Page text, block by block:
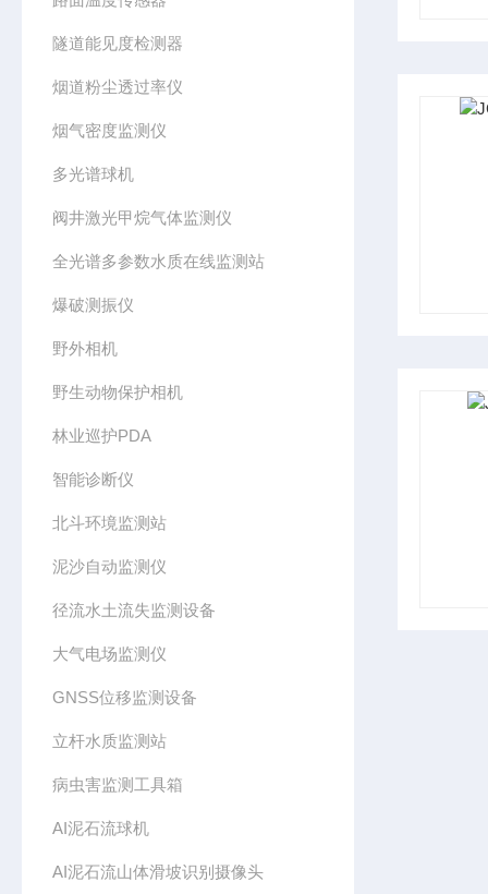
隧道能见度检测器
烟道粉尘透过率仪
烟气密度监测仪
多光谱球机
阀井激光甲烷气体监测仪
全光谱多参数水质在线监测站
爆破测振仪
野外相机
野生动物保护相机
林业巡护PDA
智能诊断仪
北斗环境监测站
泥沙自动监测仪
径流水土流失监测设备
大气电场监测仪
GNSS位移监测设备
立杆水质监测站
病虫害监测工具箱
AI泥石流球机
AI泥石流山体滑坡识别摄像头